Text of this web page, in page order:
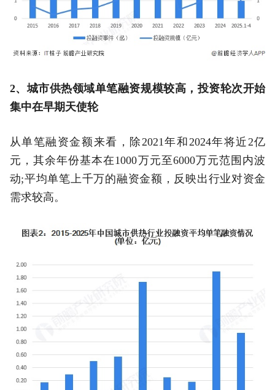
2、城市供热领域单笔融资规模较高，投资轮次开始
集中在早期天使轮
从单笔融资金额来看，除2021年和2024年将近2亿
元，其余年份基本在1000万元至6000万元范围内波
动;平均单笔上千万的融资金额，反映出行业对资金
需求较高。